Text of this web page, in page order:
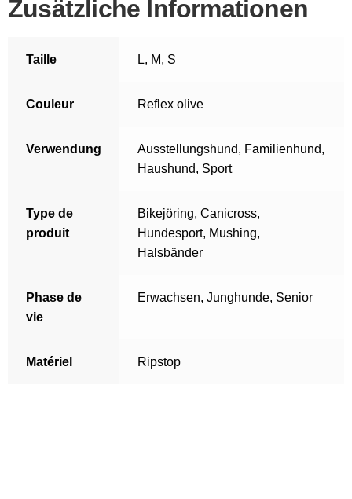
Zusätzliche Informationen
Taille L, M, S
Couleur Reflex olive
Verwendung Ausstellungshund, Familienhund,
Haushund, Sport
Type de
produit
Bikejöring, Canicross,
Hundesport, Mushing,
Halsbänder
Phase de
vie
Erwachsen, Junghunde, Senior
Matériel Ripstop